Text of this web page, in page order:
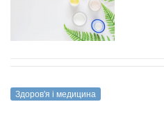
Здоров'я і медицина